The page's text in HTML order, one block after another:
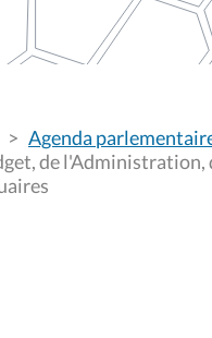
Agenda
de